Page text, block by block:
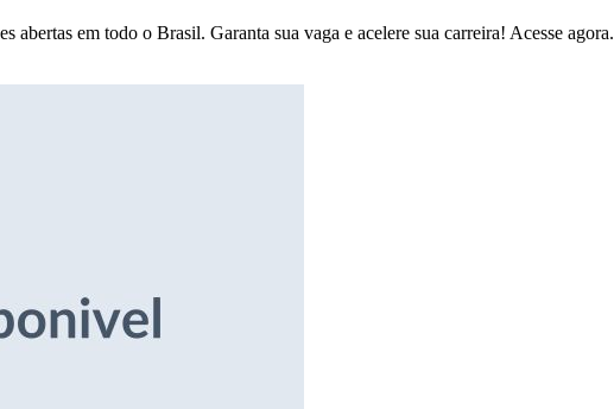
abertas em todo o Brasil. Garanta sua vaga e acelere sua carreira! Acesse agora.